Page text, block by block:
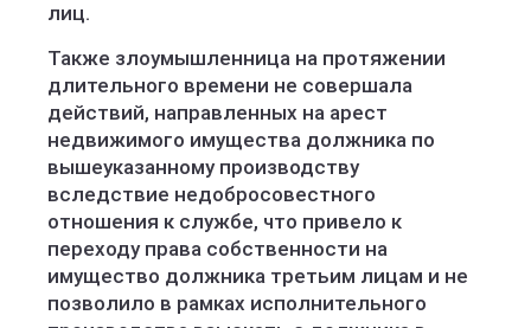
лиц.
Также злоумышленница на протяжении
длительного времени не совершала
действий, направленных на арест
недвижимого имущества должника по
вышеуказанному производству
вследствие недобросовестного
отношения к службе, что привело к
переходу права собственности на
имущество должника третьим лицам и не
позволило в рамках исполнительного